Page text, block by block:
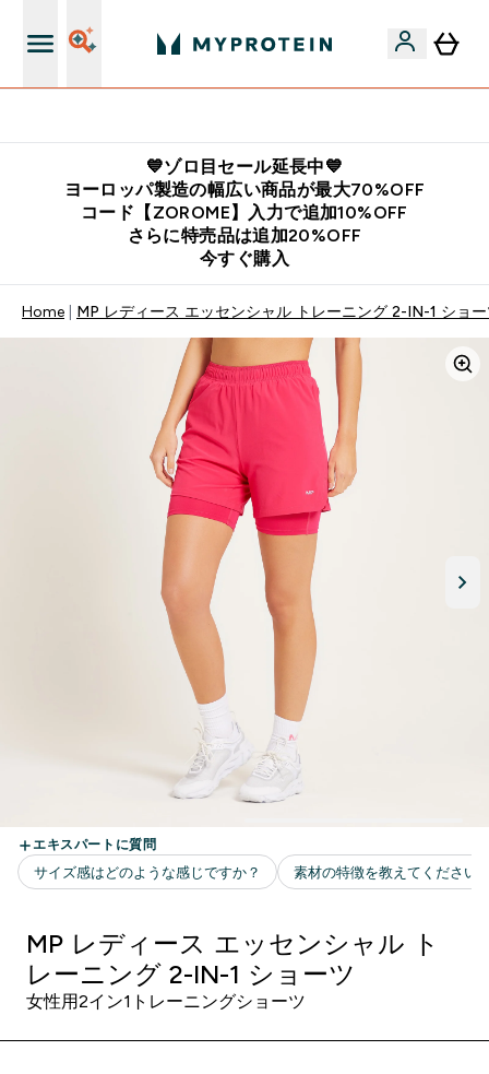
💙ゾロ目セール延長中💙
ヨーロッパ製造の幅広い商品が最大70%OFF
コード【ZOROME】入力で追加10%OFF
さらに特売品は追加20%OFF
今すぐ購入
Home MP レディース エッセンシャル トレーニング 2-IN-1 ショ
MP レディース エッセンシャル ト
レーニング 2-IN-1 ショーツ
女性用2イン1トレーニングショーツ